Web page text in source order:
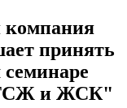
принять
ТСЖ и ЖСК"